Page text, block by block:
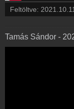
Feltöltve:
Tamás Sándor -